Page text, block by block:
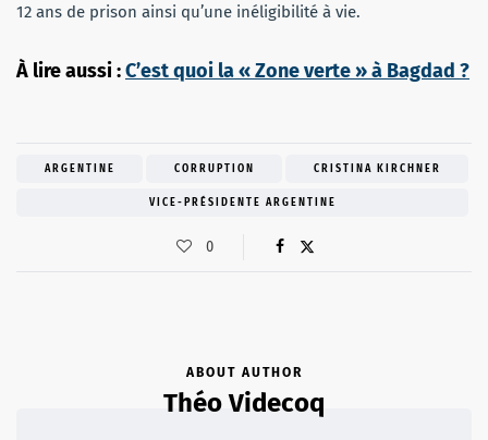
12 ans de prison ainsi qu’une inéligibilité à vie.
À lire aussi :C’est quoi la « Zone verte » à Bagdad ?
ARGENTINE CORRUPTION CRISTINA KIRCHNER
VICE-PRÉSIDENTE ARGENTINE
0
ABOUT AUTHOR
Théo Videcoq